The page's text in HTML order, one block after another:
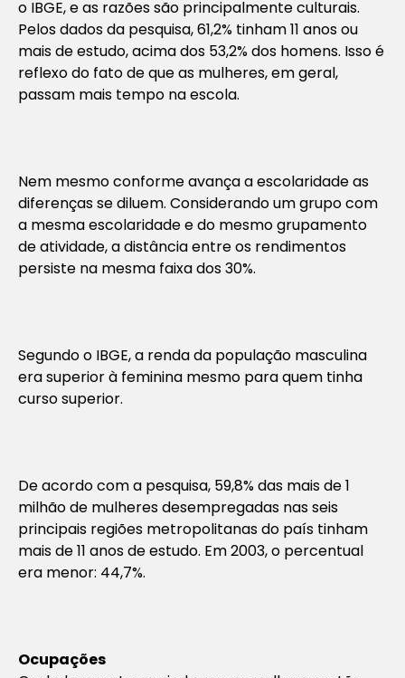
o IBGE, e as razões são principalmente culturais.
Pelos dados da pesquisa, 61,2% tinham 11 anos ou
mais de estudo, acima dos 53,2% dos homens. Isso é
reflexo do fato de que as mulheres, em geral,
passam mais tempo na escola.
Nem mesmo conforme avança a escolaridade as
diferenças se diluem. Considerando um grupo com
a mesma escolaridade e do mesmo grupamento
de atividade, a distância entre os rendimentos
persiste na mesma faixa dos 30%.
Segundo o IBGE, a renda da população masculina
era superior à feminina mesmo para quem tinha
curso superior.
De acordo com a pesquisa, 59,8% das mais de 1
milhão de mulheres desempregadas nas seis
principais regiões metropolitanas do país tinham
mais de 11 anos de estudo. Em 2003, o percentual
era menor: 44,7%.
Ocupações